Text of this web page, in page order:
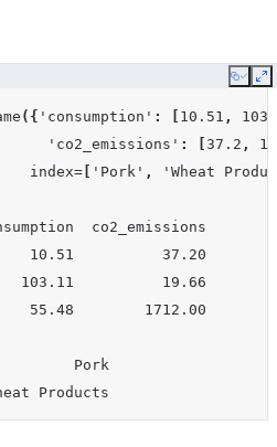
Copy
({ 'consumption' : 10.51 ,
'co2_emissions' : 37.2 ,
index= 'Pork' ,
'Wheat
co2_emissions
10.51          37.20
103.11          19.66
1712.00
Pork
Products